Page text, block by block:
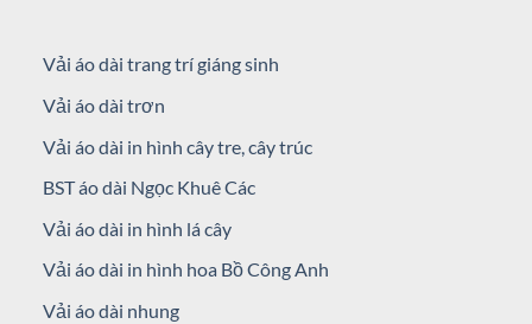
Vải áo dài trang trí giáng sinh
Vải áo dài trơn
Vải áo dài in hình cây tre, cây trúc
BST áo dài Ngọc Khuê Các
Vải áo dài in hình lá cây
Vải áo dài in hình hoa Bồ Công Anh
Vải áo dài nhung